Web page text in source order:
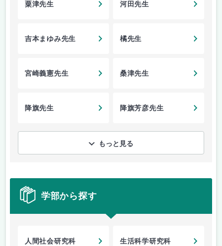
粟津先生 河田先生
吉本まゆみ先生 橘先生
宮崎義憲先生 桑津先生
降旗先生 降旗芳彦先生
もっと見る
学部から探す
人間社会研究科 生活科学研究科